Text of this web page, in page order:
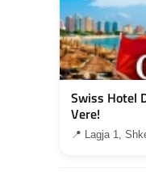
Swiss Hotel
Vere!
📍 Lagja 1,